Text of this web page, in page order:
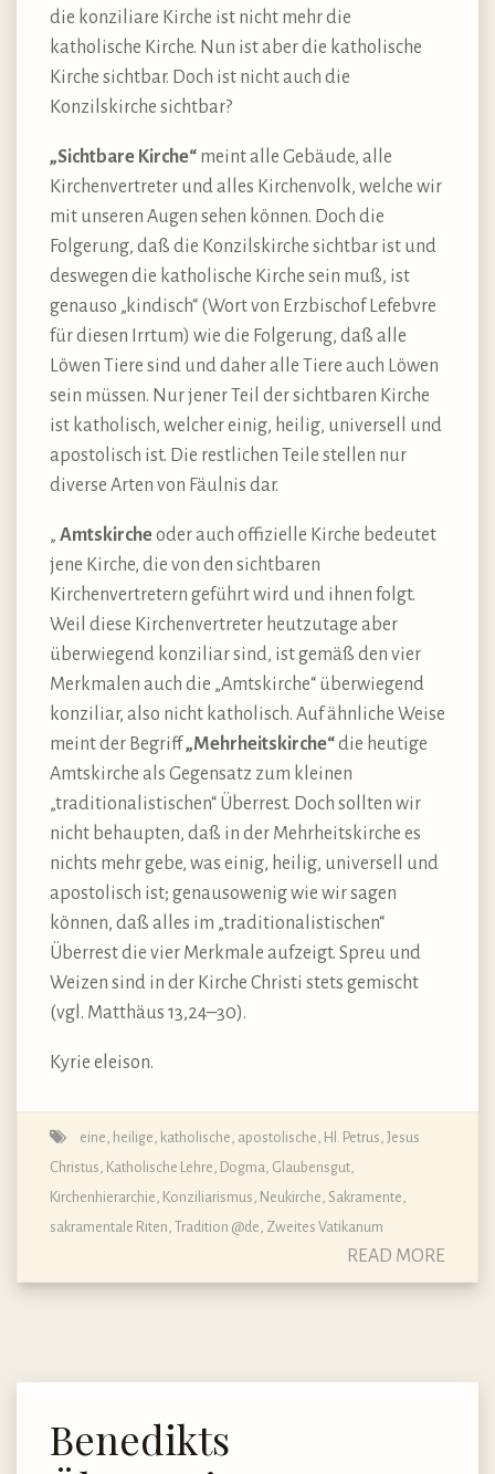
die konziliare Kirche ist nicht mehr die
katholische Kirche. Nun ist aber die katholische
Kirche sichtbar. Doch ist nicht auch die
Konzilskirche sichtbar?
„Sichtbare Kirche“ meint alle Gebäude, alle
Kirchenvertreter und alles Kirchenvolk, welche wir
mit unseren Augen sehen können. Doch die
Folgerung, daß die Konzilskirche sichtbar ist und
deswegen die katholische Kirche sein muß, ist
genauso „kindisch“ (Wort von Erzbischof Lefebvre
für diesen Irrtum) wie die Folgerung, daß alle
Löwen Tiere sind und daher alle Tiere auch Löwen
sein müssen. Nur jener Teil der sichtbaren Kirche
ist katholisch, welcher einig, heilig, universell und
apostolisch ist. Die restlichen Teile stellen nur
diverse Arten von Fäulnis dar.
„ Amtskircheoder auch offizielle Kirche bedeutet
jene Kirche, die von den sichtbaren
Kirchenvertretern geführt wird und ihnen folgt.
Weil diese Kirchenvertreter heutzutage aber
überwiegend konziliar sind, ist gemäß den vier
Merkmalen auch die „Amtskirche“ überwiegend
konziliar, also nicht katholisch. Auf ähnliche Weise
meint der Begriff„Mehrheitskirche“die heutige
Amtskirche als Gegensatz zum kleinen
„traditionalistischen“ Überrest. Doch sollten wir
nicht behaupten, daß in der Mehrheitskirche es
nichts mehr gebe, was einig, heilig, universell und
apostolisch ist; genausowenig wie wir sagen
können, daß alles im „traditionalistischen“
Überrest die vier Merkmale aufzeigt. Spreu und
Weizen sind in der Kirche Christi stets gemischt
(vgl. Matthäus 13,24–30).
Kyrie eleison.
eine, heilige, katholische, apostolische, Hl. Petrus, Jesus
Christus, Katholische Lehre, Dogma, Glaubensgut,
Kirchenhierarchie, Konziliarismus, Neukirche, Sakramente,
sakramentale Riten, Tradition @de, Zweites Vatikanum
READ MORE
Benedikts